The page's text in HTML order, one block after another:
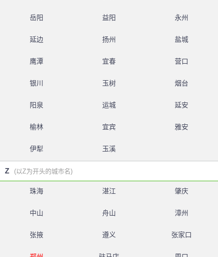
岳阳 益阳 永州
延边 扬州 盐城
鹰潭 宜春 营口
银川 玉树 烟台
阳泉 运城 延安
榆林 宜宾 雅安
伊犁 玉溪
Z (以Z为开头的城市名)
珠海 湛江 肇庆
中山 舟山 漳州
张掖 遵义 张家口